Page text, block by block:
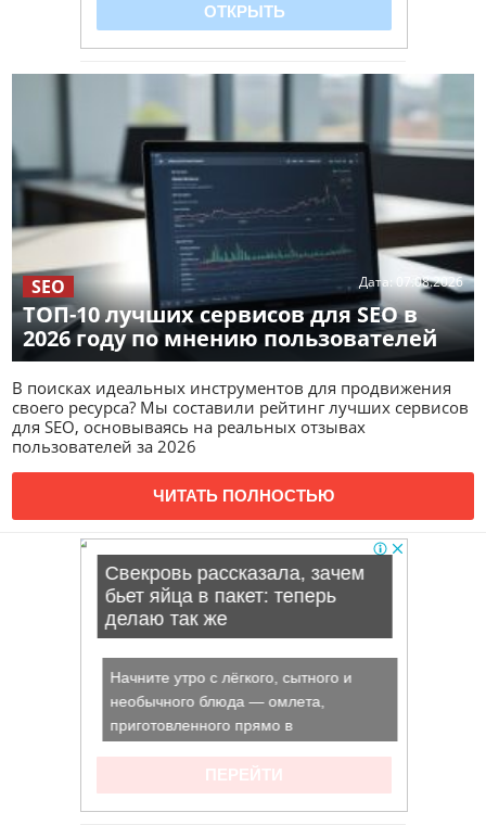
ТОП-10 лучших сервисов для SEO в
2026 году по мнению пользователей
Дата: 07.08.2026
SEO
В поисках идеальных инструментов для продвижения
своего ресурса? Мы составили рейтинг лучших сервисов
для SEO, основываясь на реальных отзывах
пользователей за 2026
ЧИТАТЬ ПОЛНОСТЬЮ